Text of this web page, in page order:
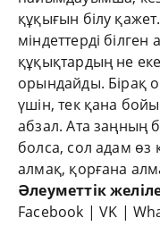
құқығын білу
міндеттерді білген
құқықтардың не
орындайды. Бірақ
үшін, тек қана
абзал. Ата заңның
болса, сол адам өз
алмақ, қорғана
Әлеуметтік
Facebook |VK |